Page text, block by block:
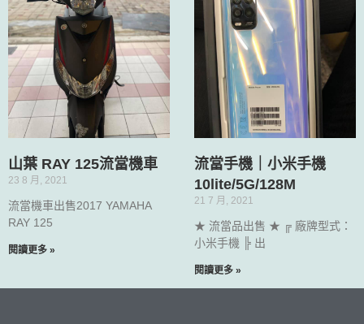
山葉 RAY 125流當機車
23 8 月, 2021
流當機車出售2017 YAMAHA
RAY 125
閱讀更多 »
流當手機｜小米手機
10lite/5G/128M
21 7 月, 2021
★ 流當品出售 ★ ╔ 廠牌型式：
小米手機 ╠ 出
閱讀更多 »